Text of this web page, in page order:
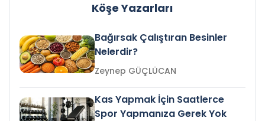
Köşe Yazarları
Bağırsak Çalıştıran Besinler
Nelerdir?
Zeynep GÜÇLÜCAN
Kas Yapmak İçin Saatlerce
Spor Yapmanıza Gerek Yok